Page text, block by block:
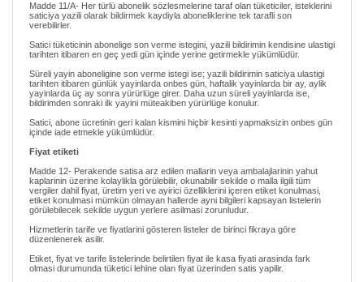
Madde 11/A- Her türlü abonelik sözlesmelerine taraf olan tüketiciler, isteklerini
saticiya yazili olarak bildirmek kaydiyla aboneliklerine tek tarafli son
verebilirler.
Satici tüketicinin abonelige son verme istegini, yazili bildirimin kendisine ulastigi
tarihten itibaren en geç yedi gün içinde yerine getirmekle yükümlüdür.
Süreli yayin aboneligine son verme istegi ise; yazili bildirimin saticiya ulastigi
tarihten itibaren günlük yayinlarda onbes gün, haftalik yayinlarda bir ay, aylik
yayinlarda üç ay sonra yürürlüge girer. Daha uzun süreli yayinlarda ise,
bildirimden sonraki ilk yayini müteakiben yürürlüge konulur.
Satici, abone ücretinin geri kalan kismini hiçbir kesinti yapmaksizin onbes gün
içinde iade etmekle yükümlüdür.
Fiyat etiketi
Madde 12- Perakende satisa arz edilen mallarin veya ambalajlarinin yahut
kaplarinin üzerine kolaylikla görülebilir, okunabilir sekilde o malla ilgili tüm
vergiler dahil fiyat, üretim yeri ve ayirici özelliklerini içeren etiket konulmasi,
etiket konulmasi mümkün olmayan hallerde ayni bilgileri kapsayan listelerin
görülebilecek sekilde uygun yerlere asilmasi zorunludur.
Hizmetlerin tarife ve fiyatlarini gösteren listeler de birinci fikraya göre
düzenlenerek asilir.
Etiket, fiyat ve tarife listelerinde belirtilen fiyat ile kasa fiyati arasinda fark
olmasi durumunda tüketici lehine olan fiyat üzerinden satis yapilir.